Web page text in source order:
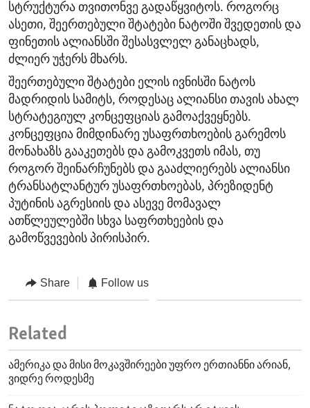
სტრუქტურა თვითონვე გადაწყვიტოს. როგორც
ასეთი, შეერთებული შტატები ნატოში შვედეთის და
ფინეთის ალიანსში შესასვლელ განაცხადს,
ძლიერ უჭერს მხარს.
შეერთებული შტატები ელის ივნისში ნატოს
მადრიდის სამიტს, როდესაც ალიანსი თავის ახალ
სტრატეგიულ კონცეფციას გამოაქვეყნებს.
კონცეფცია მიმდინარე უსაფრთხოების გარემოს
მონახაზს გააკეთებს და გამოკვეთს იმას, თუ
როგორ შეინარჩუნებს და გააძლიერებს ალიანსი
ტრანსატლანტურ უსაფრთხოებას, პრეზიდენტ
პუტინის აგრესიის და ასევე მომავალ
ათწლეულებში სხვა საფრთხეების და
გამოწვევების პირისპირ.
Share Follow us
Related
ამერიკა და მისი მოკავშირეები უფრო ერთიანნი არიან,
ვიდრე როდესმე